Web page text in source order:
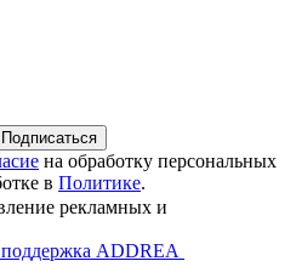
Подписаться
на обработку персональных
в Политике.
рекламных и